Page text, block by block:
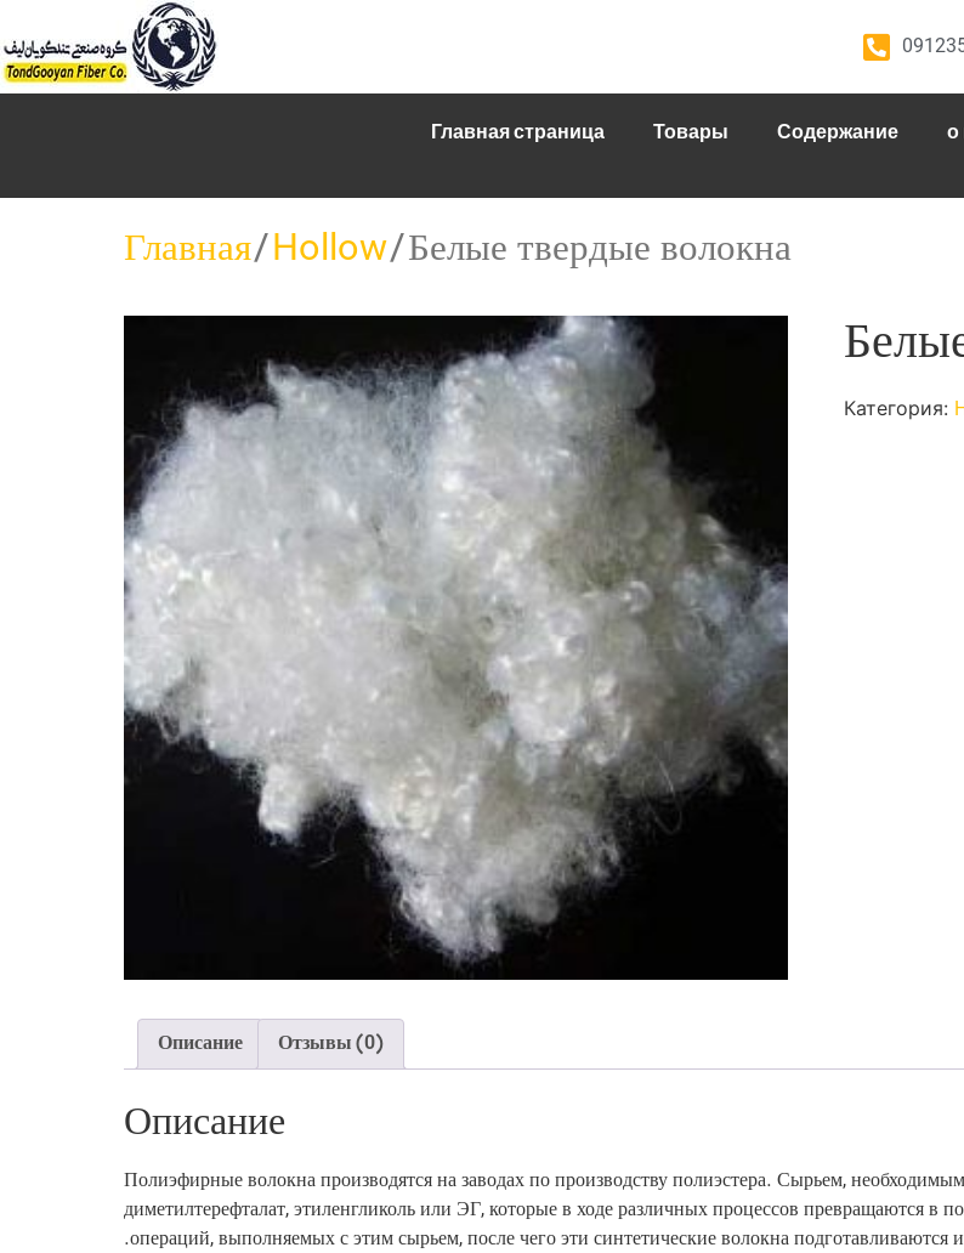
Главная страница Товары Содержание о
Главная/Hollow/ Белые твердые волокна
Категория:
Описание Отзывы (0)
Описание
Полиэфирные волокна производятся на заводах по производству полиэстера. Сырьем,
диметилтерефталат, этиленгликоль или ЭГ, которые в ходе различных процессов превращаются в
операций, выполняемых с этим сырьем, после чего эти синтетические волокна подготавливаются